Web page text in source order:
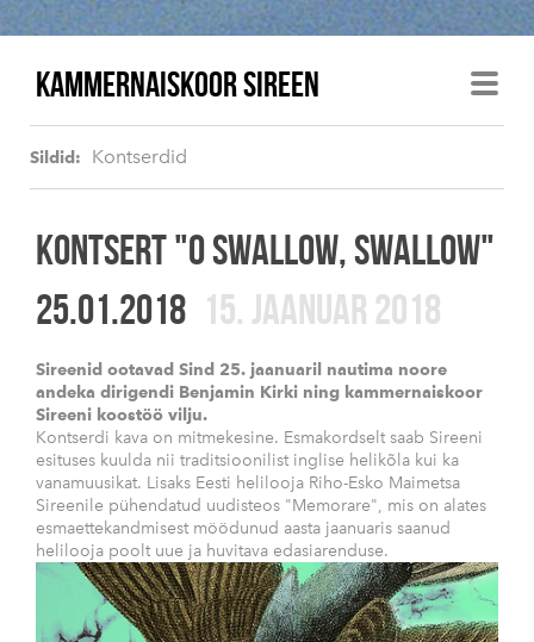
KAMMERNAISKOOR SIREEN
Sildid: Kontserdid
KONTSERT "O SWALLOW, SWALLOW"
25.01.2018 15. JAANUAR 2018
Sireenid ootavad Sind 25. jaanuaril nautima noore
andeka dirigendi Benjamin Kirki ning kammernaiskoor
Sireeni koostöö vilju.
Kontserdi kava on mitmekesine. Esmakordselt saab Sireeni
esituses kuulda nii traditsioonilist inglise helikõla kui ka
vanamuusikat. Lisaks Eesti helilooja Riho-Esko Maimetsa
Sireenile pühendatud uudisteos "Memorare", mis on alates
esmaettekandmisest möödunud aasta jaanuaris saanud
helilooja poolt uue ja huvitava edasiarenduse.